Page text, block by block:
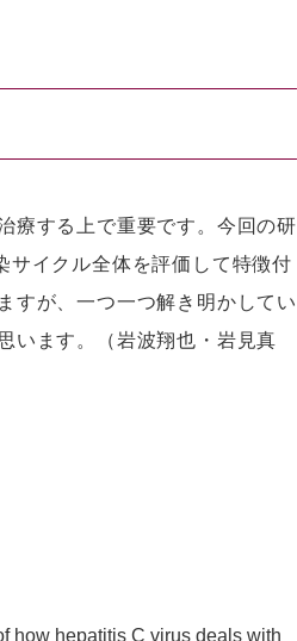
療する上で重要です。今回の研
サイクル全体を評価して特徴付
すが、一つ一つ解き明かしてい
います。（岩波翔也・岩見真
how hepatitis C virus deals with